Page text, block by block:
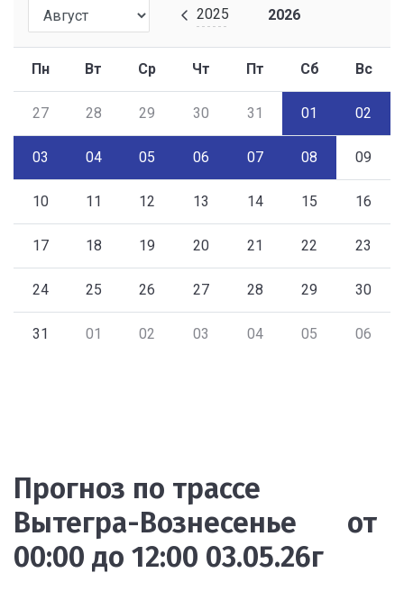
2025 2026
Пн Вт Ср Чт Пт Сб Вс
27 28 29 30 31 01 02
03 04 05 06 07 08 09
10 11 12 13 14 15 16
17 18 19 20 21 22 23
24 25 26 27 28 29 30
31 01 02 03 04 05 06
Прогноз по трассе
Вытегра-Вознесенье от
00:00 до 12:00 03.05.26г